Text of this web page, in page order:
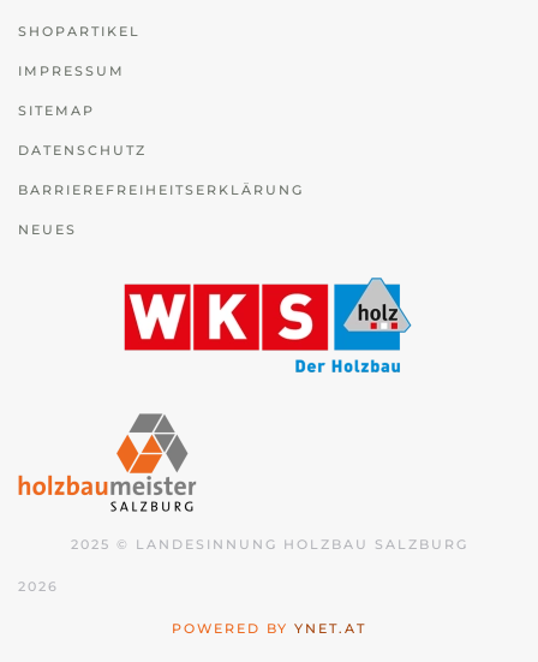
SHOPARTIKEL
IMPRESSUM
SITEMAP
DATENSCHUTZ
BARRIEREFREIHEITSERKLÄRUNG
NEUES
2025 © LANDESINNUNG HOLZBAU SALZBURG
2026
POWERED BY YNET.AT